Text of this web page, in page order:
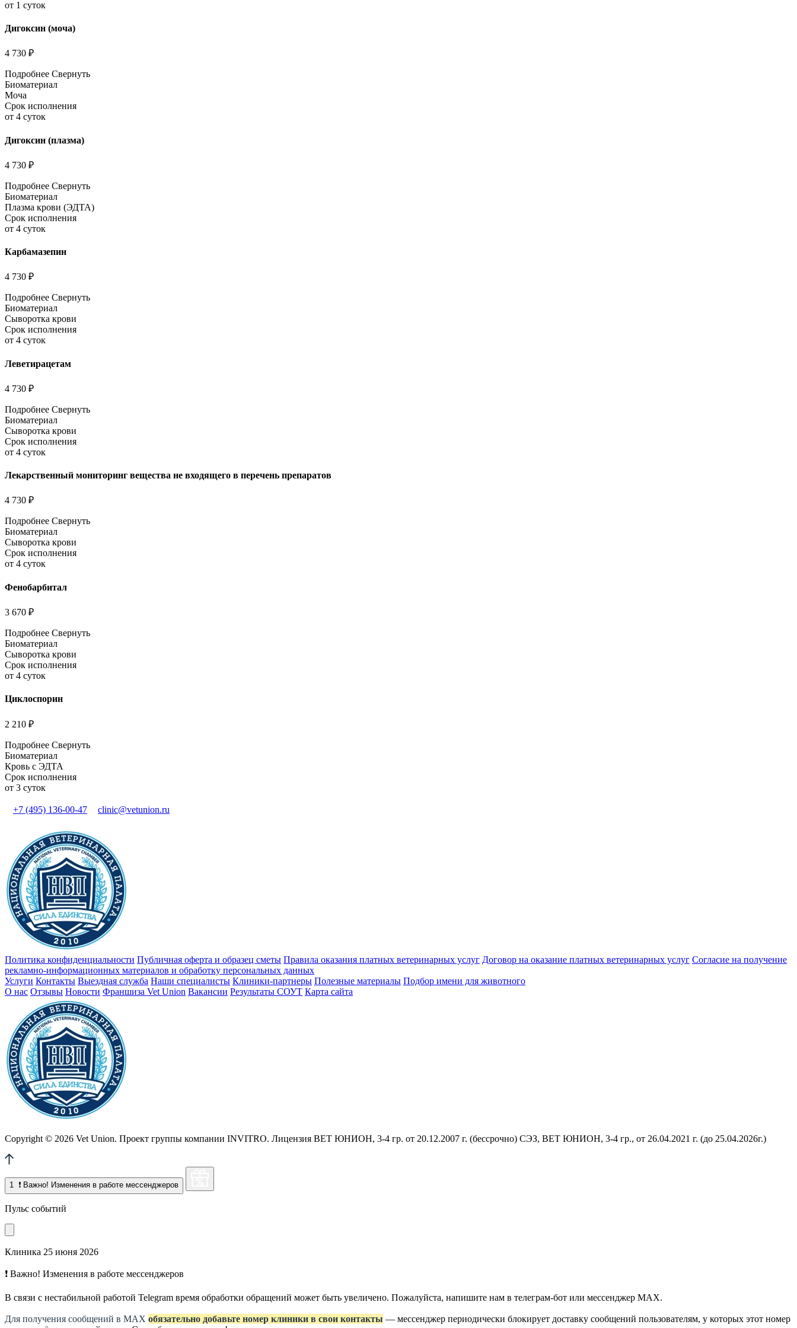
от 1 суток
Дигоксин (моча)
4 730 ₽
Подробнее Свернуть
Биоматериал
Моча
Срок исполнения
от 4 суток
Дигоксин (плазма)
4 730 ₽
Подробнее Свернуть
Биоматериал
Плазма крови (ЭДТА)
Срок исполнения
от 4 суток
Карбамазепин
4 730 ₽
Подробнее Свернуть
Биоматериал
Сыворотка крови
Срок исполнения
от 4 суток
Леветирацетам
4 730 ₽
Подробнее Свернуть
Биоматериал
Сыворотка крови
Срок исполнения
от 4 суток
Лекарственный мониторинг вещества не входящего в перечень препаратов
4 730 ₽
Подробнее Свернуть
Биоматериал
Сыворотка крови
Срок исполнения
от 4 суток
Фенобарбитал
3 670 ₽
Подробнее Свернуть
Биоматериал
Сыворотка крови
Срок исполнения
от 4 суток
Циклоспорин
2 210 ₽
Подробнее Свернуть
Биоматериал
Кровь с ЭДТА
Срок исполнения
от 3 суток
+7 (495) 136-00-47 clinic@vetunion.ru
Политика конфиденциальности Публичная оферта и образец сметы Правила оказания платных ветеринарных услуг Договор на оказание платных ветеринарных услуг Cогласие на получение
рекламно-информационных материалов и обработку персональных данных
Услуги Контакты Выездная служба Наши специалисты Клиники-партнеры Полезные материалы Подбор имени для животного
О нас Отзывы Новости Франшиза Vet Union Вакансии Результаты СОУТ Карта сайта
Copyright © 2026 Vet Union. Проект группы компании INVITRO. Лицензия ВЕТ ЮНИОН, 3-4 гр. от 20.12.2007 г. (бессрочно) СЭЗ, ВЕТ ЮНИОН, 3-4 гр., от 26.04.2021 г. (до 25.04.2026г.)
1 ❗ Важно! Изменения в работе мессенджеров
Пульс событий
Клиника 25 июня 2026
❗ Важно! Изменения в работе мессенджеров
В связи с нестабильной работой Telegram время обработки обращений может быть увеличено. Пожалуйста, напишите нам в телеграм-бот или мессенджер МАХ.
Для получения сообщений в МАХ обязательно добавьте номер клиники в свои контакты — мессенджер периодически блокирует доставку сообщений пользователям, у которых этот номер